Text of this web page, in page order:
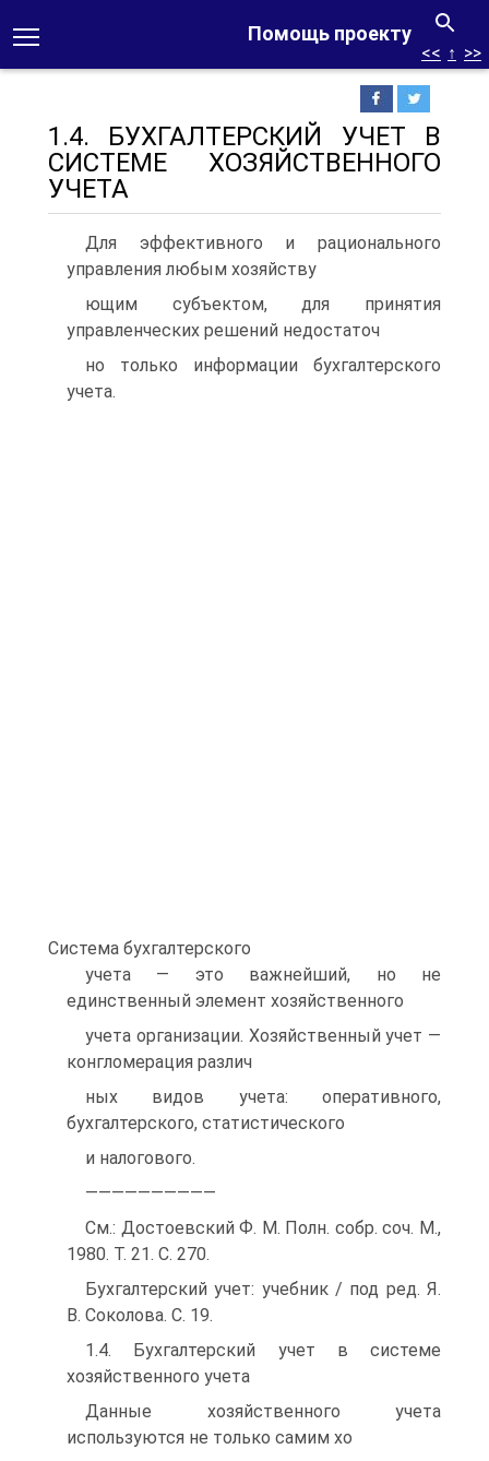
Помощь проекту
<< ↑ >>
1.4. БУХГАЛТЕРСКИЙ УЧЕТ В
СИСТЕМЕ ХОЗЯЙСТВЕННОГО
УЧЕТА
Для эффективного и рационального
управления любым хозяйству
ющим субъектом, для принятия
управленческих решений недостаточ
но только информации бухгалтерского
учета.
Система бухгалтерского
учета — это важнейший, но не
единственный элемент хозяйственного
учета организации. Хозяйственный учет —
конгломерация различ
ных видов учета: оперативного,
бухгалтерского, статистического
и налогового.
——————————
См.: Достоевский Ф. М. Полн. собр. соч. М.,
1980. Т. 21. С. 270.
Бухгалтерский учет: учебник / под ред. Я.
В. Соколова. С. 19.
1.4. Бухгалтерский учет в системе
хозяйственного учета
Данные хозяйственного учета
используются не только самим хо